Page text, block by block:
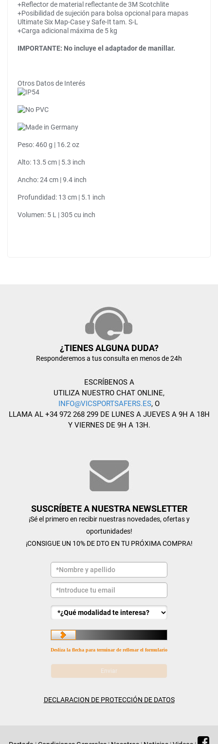
+Reflector de material reflectante de 3M Scotchlite
+Posibilidad de sujeción para bolsa opcional para mapas
Ultimate Six Map-Case y Safe-It tam. S-L
+Carga adicional máxima de 5 kg
IMPORTANTE: No incluye el adaptador de manillar.
Otros Datos de Interés
Peso: 460 g | 16.2 oz
Alto: 13.5 cm | 5.3 inch
Ancho: 24 cm | 9.4 inch
Profundidad: 13 cm | 5.1 inch
Volumen: 5 L | 305 cu inch
¿TIENES ALGUNA DUDA?
Responderemos a tus consulta en menos de 24h
ESCRÍBENOS A
UTILIZA NUESTRO CHAT ONLINE,
INFO@VICSPORTSAFERS.ES, O
LLAMA AL +34 972 268 299 DE LUNES A JUEVES A 9H A 18H
Y VIERNES DE 9H A 13H.
SUSCRÍBETE A NUESTRA NEWSLETTER
¡Sé el primero en recibir nuestras novedades, ofertas y
oportunidades!
¡CONSIGUE UN 10% DE DTO EN TU PRÓXIMA COMPRA!
Desliza la flecha para terminar de rellenar el formulario
DECLARACION DE PROTECCIÓN DE DATOS